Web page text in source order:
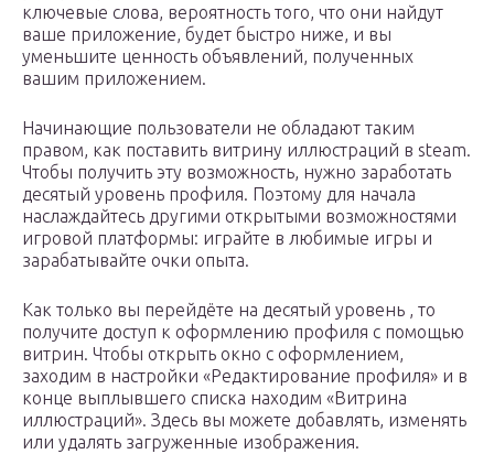
ключевые слова, вероятность того, что они найдут
ваше приложение, будет быстро ниже, и вы
уменьшите ценность объявлений, полученных
вашим приложением.
Начинающие пользователи не обладают таким
правом, как поставить витрину иллюстраций в steam.
Чтобы получить эту возможность, нужно заработать
десятый уровень профиля. Поэтому для начала
наслаждайтесь другими открытыми возможностями
игровой платформы: играйте в любимые игры и
зарабатывайте очки опыта.
Как только вы перейдёте на десятый уровень , то
получите доступ к оформлению профиля с помощью
витрин. Чтобы открыть окно с оформлением,
заходим в настройки «Редактирование профиля» и в
конце выплывшего списка находим «Витрина
иллюстраций». Здесь вы можете добавлять, изменять
или удалять загруженные изображения.